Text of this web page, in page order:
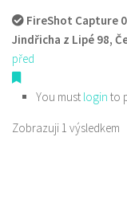
FireShot Capture
Jindřicha z Lipé 98,
před
You must login to
Zobrazuji 1 výsledkem